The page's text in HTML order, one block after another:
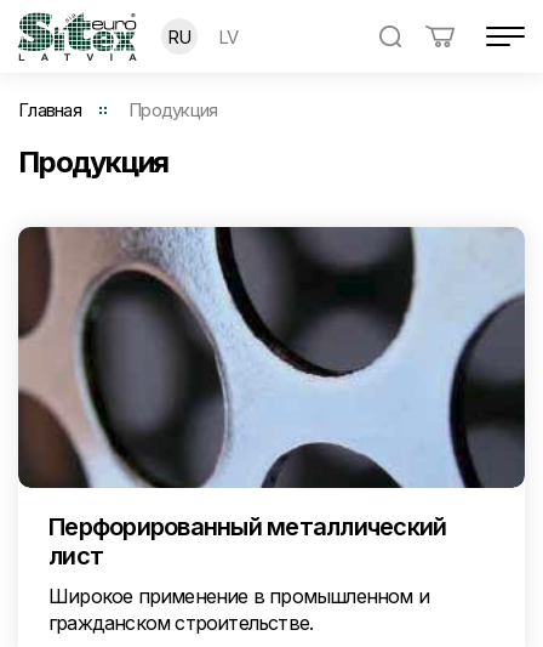
RU LV
Главная Продукция
Продукция
Перфорированный металлический
лист
Широкое применение в промышленном и
гражданском строительстве.